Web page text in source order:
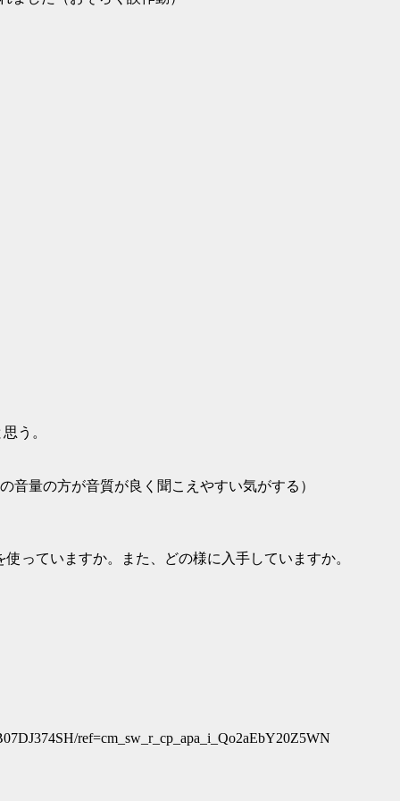
う。
音量の方が音質が良く聞こえやすい気がする）
っていますか。また、どの様に入手していますか。
ref=cm_sw_r_cp_apa_i_Qo2aEbY20Z5WN